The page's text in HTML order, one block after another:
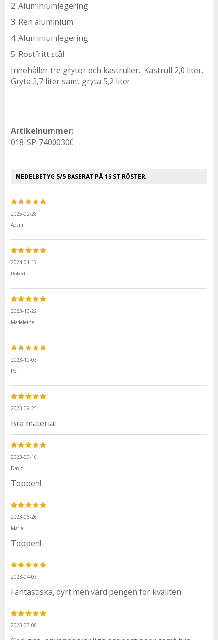
2. Aluminiumlegering
3. Ren aluminium
4. Aluminiumlegering
5. Rostfritt stål
Innehåller tre grytor och kastruller. Kastrull 2,0 liter,
Gryta 3,7 liter samt gryta 5,2 liter
Artikelnummer:
018-SP-74000300
MEDELBETYG 5/5 BASERAT PÅ16 ST RÖSTER.
2025-02-28
Adam
2024-01-17
Robert
2023-10-22
Madeleine
2023-10-03
Per
2023-09-25
Bra material
2023-09-16
David
Toppen!
2023-06-26
Maria
Toppen!
2023-04-03
Fantastiska, dyrt men värd pengen för kvalitén.
2023-03-08